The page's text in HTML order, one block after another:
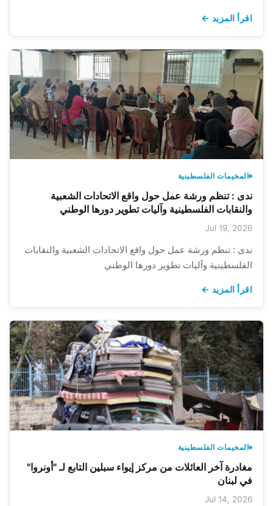
اقرأ المزيد ←
المخيمات الفلسطينية
ندى : تنظم ورشة عمل حول واقع الاتحادات الشعبية
والنقابات الفلسطينية وآليات تطوير دورها الوطني
Jul 19, 2026
ندى : تنظم ورشة عمل حول واقع الاتحادات الشعبية والنقابات
الفلسطينية وآليات تطوير دورها الوطني
اقرأ المزيد ←
المخيمات الفلسطينية
مغادرة آخر العائلات من مركز إيواء سبلين التابع لـ "أونروا"
في لبنان
Jul 14, 2026